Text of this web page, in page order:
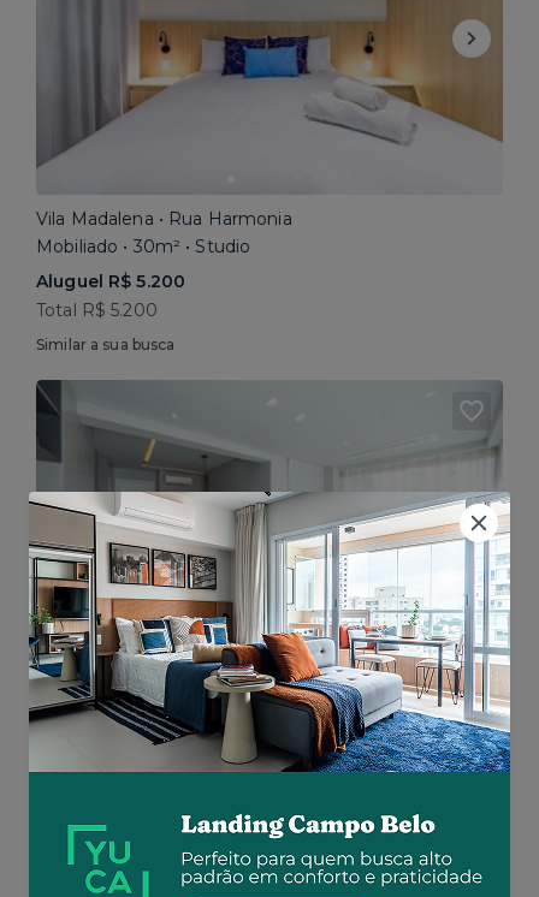
Vila Madalena • Rua Harmonia
Mobiliado • 30m² • Studio
Aluguel R$ 5.200
Total R$ 5.200
Similar a sua busca
Vila Olímpia • Av. Dr. Cardoso de Melo
Mobiliado • 64m² • 2 dorms
Aluguel R$ 16.192
Similar a sua busca